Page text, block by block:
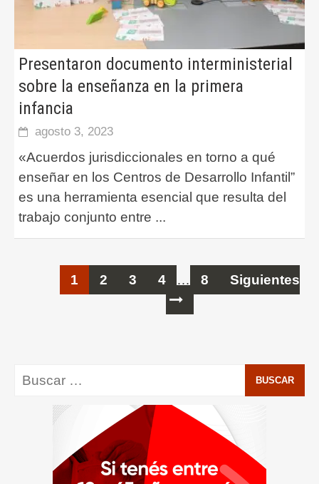
Presentaron documento interministerial
sobre la enseñanza en la primera
infancia
agosto 3, 2023
«Acuerdos jurisdiccionales en torno a qué
enseñar en los Centros de Desarrollo Infantil”
es una herramienta esencial que resulta del
trabajo conjunto entre ...
1 2 3 4 … 8 Siguientes
Buscar: